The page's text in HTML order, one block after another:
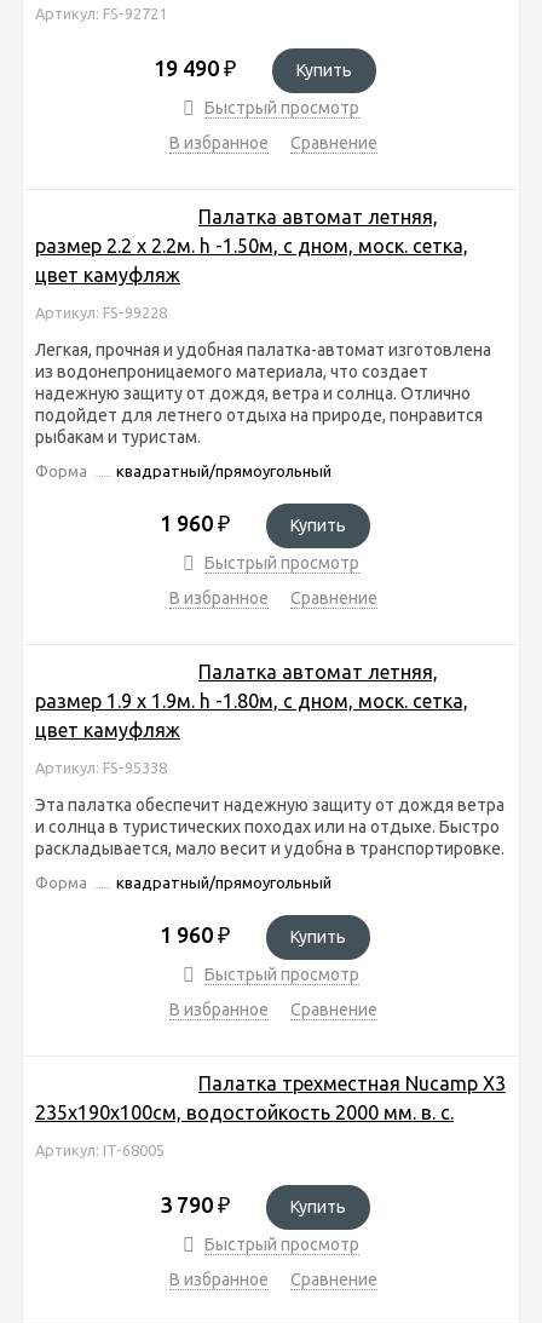
Артикул: FS-92721
19 490 ₽
Купить
Быстрый просмотр
В избранное
Сравнение
Палатка автомат летняя,
размер 2.2 х 2.2м. h -1.50м, с дном, моск. сетка,
цвет камуфляж
Артикул: FS-99228
Легкая, прочная и удобная палатка-автомат изготовлена
из водонепроницаемого материала, что создает
надежную защиту от дождя, ветра и солнца. Отлично
подойдет для летнего отдыха на природе, понравится
рыбакам и туристам.
Форма квадратный/прямоугольный
1 960 ₽
Купить
Быстрый просмотр
В избранное
Сравнение
Палатка автомат летняя,
размер 1.9 х 1.9м. h -1.80м, с дном, моск. сетка,
цвет камуфляж
Артикул: FS-95338
Эта палатка обеспечит надежную защиту от дождя ветра
и солнца в туристических походах или на отдыхе. Быстро
раскладывается, мало весит и удобна в транспортировке.
Форма квадратный/прямоугольный
1 960 ₽
Купить
Быстрый просмотр
В избранное
Сравнение
Палатка трехместная Nucamp X3
235х190х100см, водостойкость 2000 мм. в. с.
Артикул: IT-68005
3 790 ₽
Купить
Быстрый просмотр
В избранное
Сравнение